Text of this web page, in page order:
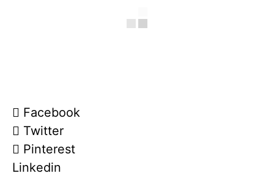
Facebook
Twitter
Pinterest
Linkedin